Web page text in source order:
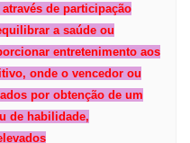
através de participação
a saúde ou
entretenimento aos
, onde o vencedor ou
por obtenção de um
de habilidade,